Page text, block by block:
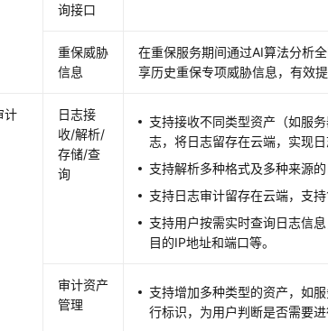
询接口
重保威胁
信息
在重保服务期间通过AI算法分析
享历史重保专项威胁信息，有效提
计
日志接
收/解析/
存储/查
询
支持接收不同类型资产（如服
志，将日志留存在云端，实现日
支持解析多种格式及多种来源的
支持日志审计留存在云端，支
支持用户按需实时查询日志信
目的IP地址和端口等。
审计资产
管理
支持增加多种类型的资产，如
行标识，为用户判断是否需要